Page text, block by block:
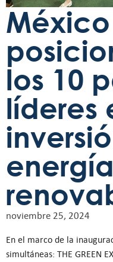
los 10
líderes
noviembre 25, 2024
En el marco de la
simultáneas: THE GREEN